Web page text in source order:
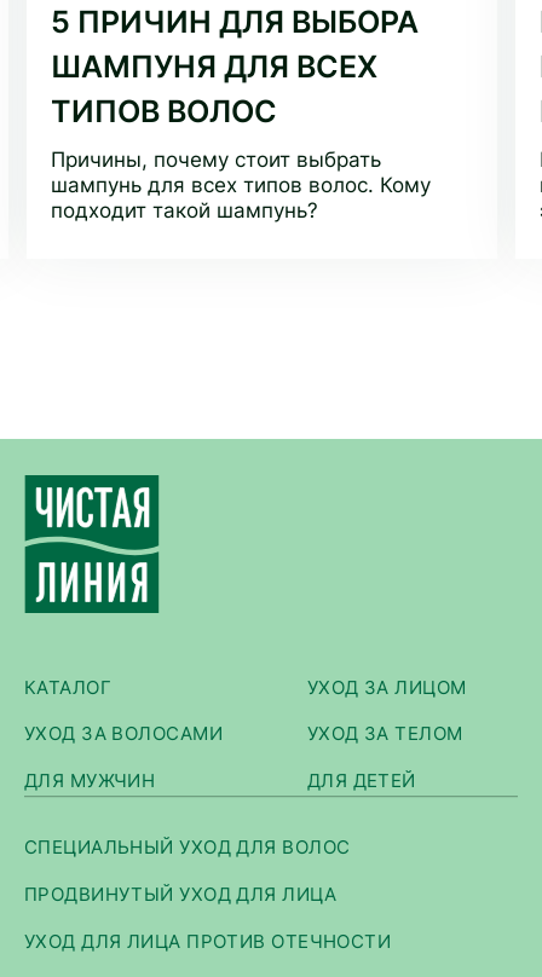
5 ПРИЧИН ДЛЯ ВЫБОРА
ШАМПУНЯ ДЛЯ ВСЕХ
ТИПОВ ВОЛОС
Причины, почему стоит выбрать
шампунь для всех типов волос. Кому
подходит такой шампунь?
КАТАЛОГ УХОД ЗА ЛИЦОМ
УХОД ЗА ВОЛОСАМИ УХОД ЗА ТЕЛОМ
ДЛЯ МУЖЧИН ДЛЯ ДЕТЕЙ
СПЕЦИАЛЬНЫЙ УХОД ДЛЯ ВОЛОС
ПРОДВИНУТЫЙ УХОД ДЛЯ ЛИЦА
УХОД ДЛЯ ЛИЦА ПРОТИВ ОТЕЧНОСТИ